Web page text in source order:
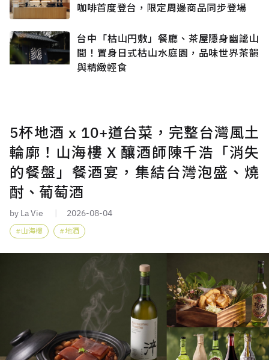
咖啡首度登台，限定周邊商品同步登場
台中「枯山円敷」餐廳、茶屋隱身幽謐山
間！置身日式枯山水庭園，品味世界茶韻
與精緻輕食
5杯地酒 x 10+道台菜，完整台灣風土
輪廓！山海樓 X 釀酒師陳千浩「消失
的餐盤」餐酒宴，集結台灣泡盛、燒
酎、葡萄酒
by La Vie 2026-08-04
山海樓 地酒